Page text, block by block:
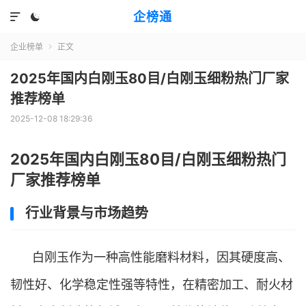
企榜通


企业榜单  正文
2025年国内白刚玉80目/白刚玉细粉热门厂家
推荐榜单
2025-12-08 18:29:36
2025年国内白刚玉80目/白刚玉细粉热门
厂家推荐榜单
行业背景与市场趋势
白刚玉作为一种高性能磨料材料，因其硬度高、
韧性好、化学稳定性强等特性，在精密加工、耐火材